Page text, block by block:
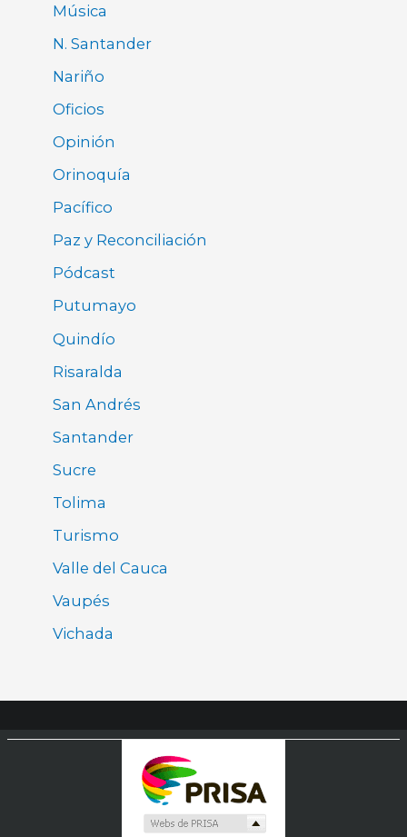
Música
N. Santander
Nariño
Oficios
Opinión
Orinoquía
Pacífico
Paz y Reconciliación
Pódcast
Putumayo
Quindío
Risaralda
San Andrés
Santander
Sucre
Tolima
Turismo
Valle del Cauca
Vaupés
Vichada